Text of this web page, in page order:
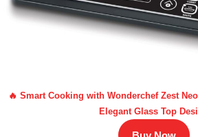
🔥 Smart Cooking with Wonderchef Zest
Elegant Glass Top